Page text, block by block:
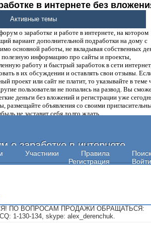
в интернете без
денег.
о заработке и работе в интернете, на котором
вариант дополнительной подработки на дому с
основной работы, не вкладывая собственных
информацию про сайты и проекты,
работу и быстрый заработок в сети
в их обсуждении и оставлять свои отзывы.
проект или сайт не платит, то указывайте в теме
пользователи не попались на развод. Вы
деньги без вложений и регистрации уже
размещайте объявления со своими
не заставит себя долго ждать.
о заработке в интернете
Участники Правила
Поиск
Регистрация
Войти
Активные темы
ПО ВОПРОСАМ ПРОДАЖИ ОБРАЩАТЬСЯ:
1-130-134, skype: alex_derenchuk.